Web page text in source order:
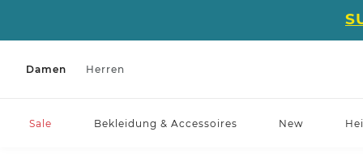
Damen Herren
Sale Bekleidung & Accessoires New